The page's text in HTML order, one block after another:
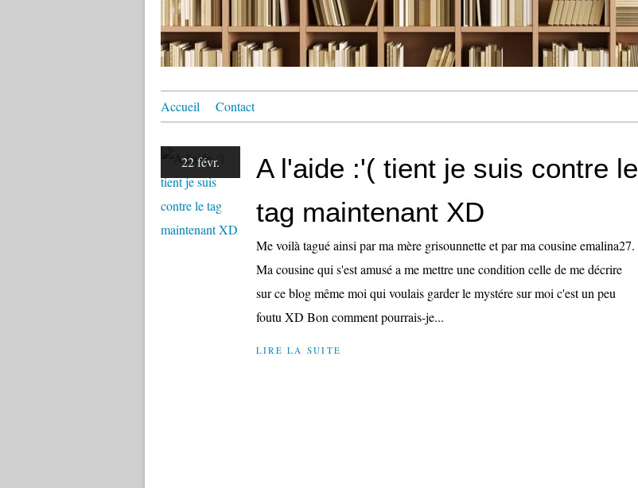
Accueil Contact
22 févr.
A l'aide :'( tient je suis contre le
tag maintenant XD
Me voilà tagué ainsi par ma mère grisounnette et par ma cousine emalina27.
Ma cousine qui s'est amusé a me mettre une condition celle de me décrire
sur ce blog même moi qui voulais garder le mystére sur moi c'est un peu
foutu XD Bon comment pourrais-je...
LIRE LA SUITE